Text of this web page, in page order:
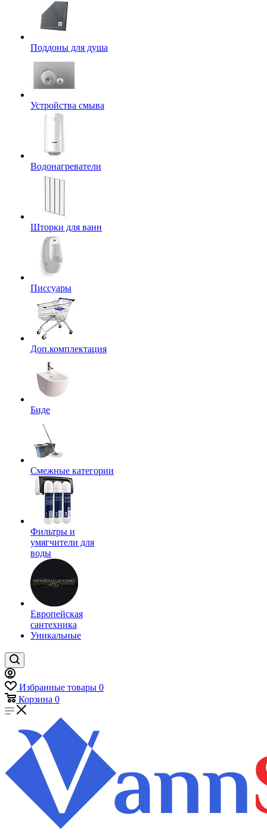
Поддоны для душа
Устройства смыва
Водонагреватели
Шторки для ванн
Писсуары
Доп.комплектация
Биде
Смежные категории
Фильтры и
умягчители для
воды
Европейская
сантехника
Уникальные
Избранные товары 0
Корзина 0